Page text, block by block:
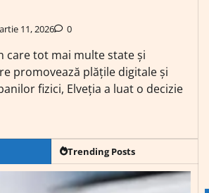
11, 2026 0
care tot mai multe state și
promovează plățile digitale și
fizici, Elveția a luat o decizie
Trending Posts